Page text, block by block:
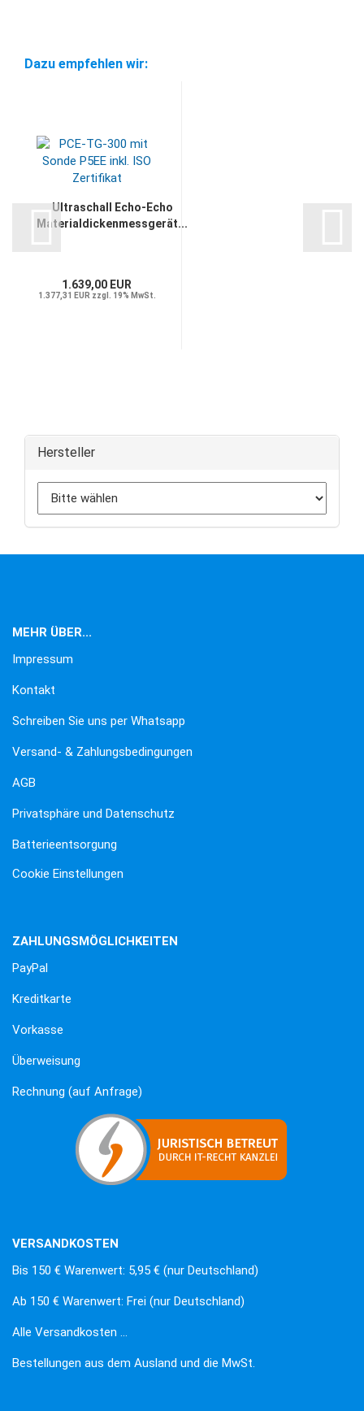
Dazu empfehlen wir:
Ultraschall Echo-Echo
Materialdickenmessgerät...
1.639,00 EUR
1.377,31 EUR zzgl. 19% MwSt.
Hersteller
MEHR ÜBER...
Impressum
Kontakt
Schreiben Sie uns per Whatsapp
Versand- & Zahlungsbedingungen
AGB
Privatsphäre und Datenschutz
Batterieentsorgung
Cookie Einstellungen
ZAHLUNGSMÖGLICHKEITEN
PayPal
Kreditkarte
Vorkasse
Überweisung
Rechnung (auf Anfrage)
VERSANDKOSTEN
Bis 150 € Warenwert: 5,95 € (nur Deutschland)
Ab 150 € Warenwert: Frei (nur Deutschland)
Alle Versandkosten …
Bestellungen aus dem Ausland und die MwSt.